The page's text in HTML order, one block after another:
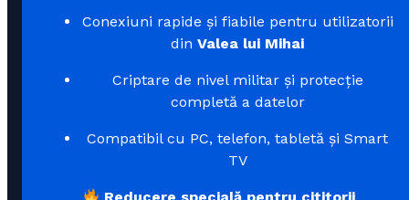
Conexiuni rapide și fiabile pentru utilizatorii
din Valea lui Mihai
Criptare de nivel militar și protecție
completă a datelor
Compatibil cu PC, telefon, tabletă și Smart
TV
Reducere specială pentru cititorii